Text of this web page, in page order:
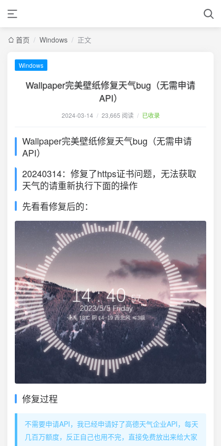
首页 / Windows / 正文
Windows
Wallpaper完美壁纸修复天气bug（无需申请
API）
2024-03-14 / 23,665 阅读 / 已收录
Wallpaper完美壁纸修复天气bug（无需申请
API）
20240314：修复了https证书问题，无法获取
天气的请重新执行下面的操作
先看看修复后的：
修复过程
不需要申请API，我已经申请好了高德天气企业API，每天
几百万额度，反正自己也用不完，直接免费放出来给大家